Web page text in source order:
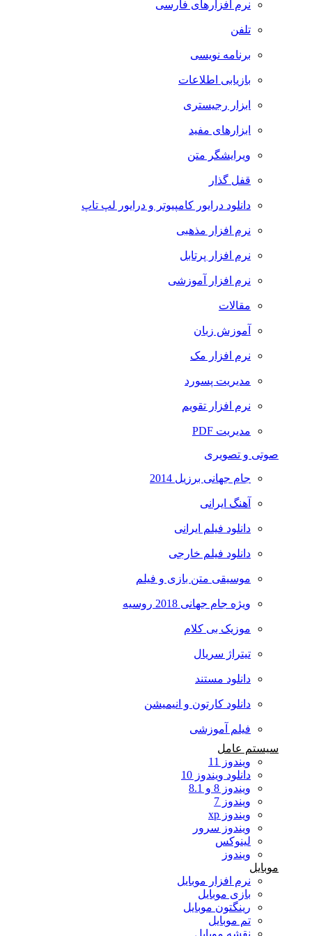
نرم افزارهای فارسی
تلفن
برنامه نویسی
بازیابی اطلاعات
ابزار رجیستری
ابزارهای مفید
ویرایشگر متن
قفل گذار
دانلود درایور کامپیوتر و درایور لپ تاپ
نرم افزار مذهبی
نرم افزار پرتابل
نرم افزار آموزشی
مقالات
آموزش زبان
نرم افزار مک
مدیریت پسورد
نرم افزار تقویم
مدیریت PDF
صوتی و تصویری
جام جهانی برزیل 2014
آهنگ ایرانی
دانلود فیلم ایرانی
دانلود فیلم خارجی
موسیقی متن بازی و فیلم
ویژه جام جهانی 2018 روسیه
موزیک بی کلام
تیتراژ سریال
دانلود مستند
دانلود کارتون و انیمیشن
فیلم آموزشی
سیستم عامل
ویندوز 11
دانلود ویندوز 10
ویندوز 8 و 8.1
ویندوز 7
ویندوز xp
ویندوز سرور
لینوکس
ویندوز
موبایل
نرم افزار موبایل
بازی موبایل
رینگتون موبایل
تم موبایل
نقشه موبایل